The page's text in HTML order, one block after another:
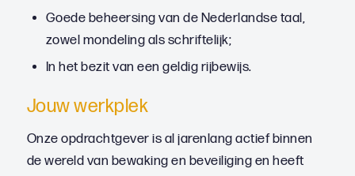
Goede beheersing van de Nederlandse taal,
zowel mondeling als schriftelijk;
In het bezit van een geldig rijbewijs.
Jouw werkplek
Onze opdrachtgever is al jarenlang actief binnen
de wereld van bewaking en beveiliging en heeft